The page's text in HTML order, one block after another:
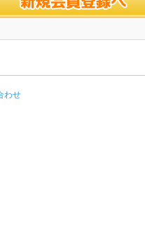
わせ